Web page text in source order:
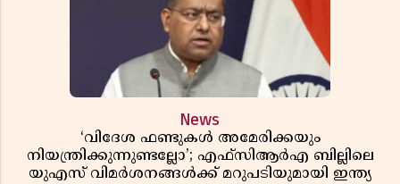
News
‘വിദേശ ഫണ്ടുകൾ അമേരിക്കയും
നിയന്ത്രിക്കുന്നുണ്ടല്ലോ’; എഫ്സിആർഎ ബില്ലിലെ
യുഎസ് വിമർശനങ്ങൾക്ക് മറുപടിയുമായി ഇന്ത്യ